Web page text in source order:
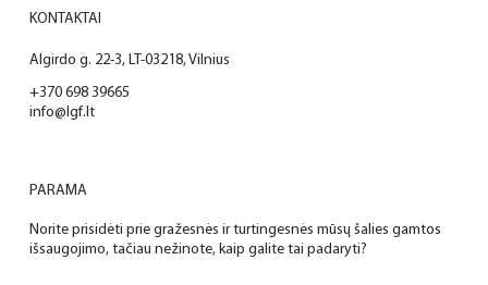
KONTAKTAI
Algirdo g. 22-3, LT-03218, Vilnius
+370 698 39665
info@lgf.lt
PARAMA
Norite prisidėti prie gražesnės ir turtingesnės mūsų šalies gamtos
išsaugojimo, tačiau nežinote, kaip galite tai padaryti?